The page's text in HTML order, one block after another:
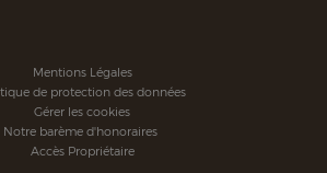
Mentions Légales
de protection des données
Gérer les cookies
Notre barème d'honoraires
Accès Propriétaire